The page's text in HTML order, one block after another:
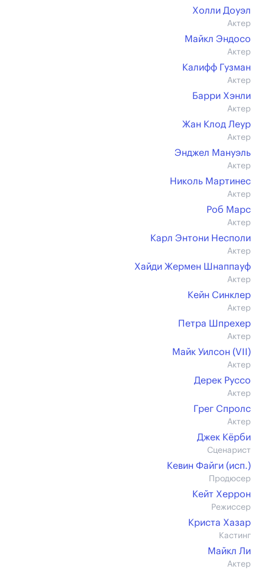
Холли Доуэл
Актер
Майкл Эндосо
Актер
Калифф Гузман
Актер
Барри Хэнли
Актер
Жан Клод Леур
Актер
Энджел Мануэль
Актер
Николь Мартинес
Актер
Роб Марс
Актер
Карл Энтони Несполи
Актер
Хайди Жермен Шнаппауф
Актер
Кейн Синклер
Актер
Петра Шпрехер
Актер
Майк Уилсон (VII)
Актер
Дерек Руссо
Актер
Грег Спролс
Актер
Джек Кёрби
Сценарист
Кевин Файги (иcп.)
Продюсер
Кейт Херрон
Режиссер
Криста Хазар
Кастинг
Майкл Ли
Актер